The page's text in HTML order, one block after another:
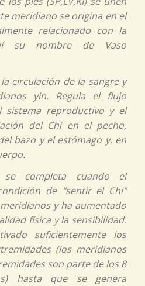
meridiano se origina en el
relacionado con la
su nombre de Vaso
circulación de la sangre y
yin. Regula el flujo
sistema reproductivo y el
del Chien el pecho,
bazo y el estómago y, en
completa cuando el
de "sentir el Chi"
y ha aumentado
física y la sensibilidad.
suficientemente los
(los meridianos
son parte de los 8
hasta que se genera